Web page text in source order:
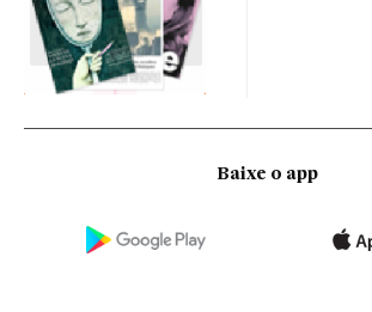
Baixe o app